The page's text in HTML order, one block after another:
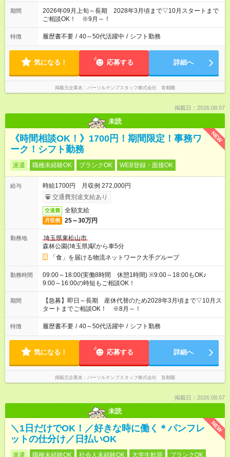
期間
2026年09月上旬～長期 2028年3月頃まで▽10月スタートまで
ご相談OK！ ※9月～！
特徴 履歴書不要 / 40～50代活躍中 / シフト勤務
気になる！ 応募する 詳細へ
掲載元企業名 パーソルテンプスタッフ株式会社 首都圏
掲載日：2026.08.07
未読
NEW
《時間相談OK！》1700円！期間限定！事務ワ
ーク！シフト勤務
派遣 職種未経験OK ブランクOK WEB登録・面接OK
給与
時給1700円 月収例 272,000円
交通費別途支給あり
交通費 全額支給
月収例 25～30万円
勤務地
埼玉県東松山市
森林公園(埼玉県)駅から車5分
「食」を届ける物流ネットワーク大手グループ
勤務時間
09:00～18:00(実働8時間 休憩1時間) ※9:00～18:00もOK♪
9:00～16:00の時短もご相談OK！
期間
【急募】即日～長期 産休代替のため2028年3月頃まで▽10月ス
タートまでご相談OK！ ※8月～！
特徴 履歴書不要 / 40～50代活躍中 / シフト勤務
気になる！ 応募する 詳細へ
掲載元企業名 パーソルテンプスタッフ株式会社 首都圏
掲載日：2026.08.07
未読
NEW
＼1日だけでOK！／好きな時に働く＊パンフレ
ットの仕分け／日払いOK
派遣 職種未経験OK 社会人未経験OK 大学生歓迎
ブランクOK